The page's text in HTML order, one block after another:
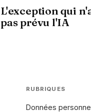
L'exception qui
pas prévu l'IA
RUBRIQUES
Données